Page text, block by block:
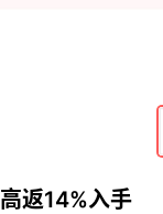
返14%入手